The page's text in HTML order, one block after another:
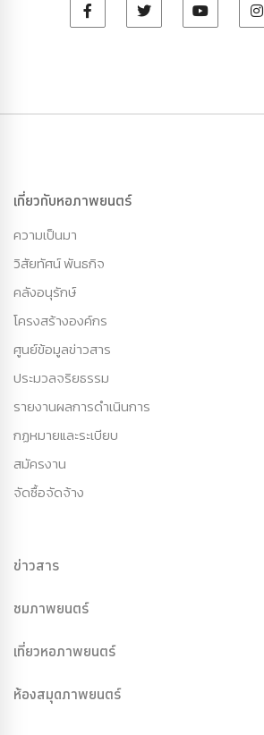
เกี่ยวกับหอภาพยนตร์
ความเป็นมา
วิสัยทัศน์ พันธกิจ
คลังอนุรักษ์
โครงสร้างองค์กร
ศูนย์ข้อมูลข่าวสาร
ประมวลจริยธรรม
รายงานผลการดำเนินการ
กฏหมายและระเบียบ
สมัครงาน
จัดซื้อจัดจ้าง
ข่าวสาร
ชมภาพยนตร์
เที่ยวหอภาพยนตร์
ห้องสมุดภาพยนตร์